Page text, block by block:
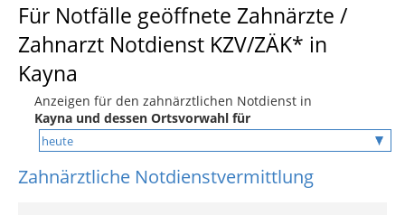
Für Notfälle geöffnete Zahnärzte /
Zahnarzt Notdienst KZV/ZÄK* in
Kayna
Anzeigen für den zahnärztlichen Notdienst in
Kayna und dessen Ortsvorwahl für
Zahnärztliche Notdienstvermittlung